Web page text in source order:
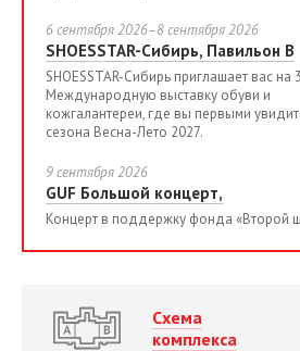
6 сентября 2026–8 сентября 2026
SHOESSTAR-Сибирь, Павильон B
SHOESSTAR-Сибирь приглашает вас
Международную выставку обуви и
кожгалантереи, где вы первыми
сезона Весна-Лето 2027.
9 сентября 2026
GUF Большой концерт,
Концерт в поддержку фонда «Второй
Схема
комплекса